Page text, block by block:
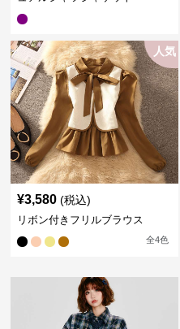
人気
¥3,580 (税込)
リボン付きフリルブラウス
全4色